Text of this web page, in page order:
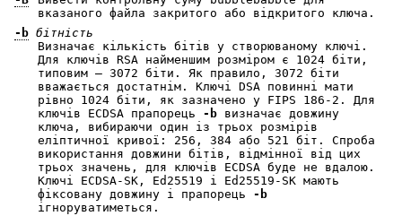
вказаного файла закритого або відкритого ключа.
-b бітність
Визначає кількість бітів у створюваному ключі.
Для ключів RSA найменшим розміром є 1024 біти,
типовим — 3072 біти. Як правило, 3072 біти
вважається достатнім. Ключі DSA повинні мати
рівно 1024 біти, як зазначено у FIPS 186-2. Для
ключів ECDSA прапорець -b
ключа, вибираючи один із трьох розмірів
еліптичної кривої: 256, 384 або 521 біт. Спроба
використання довжини бітів, відмінної від цих
трьох значень, для ключів ECDSA буде не вдалою.
Ключі ECDSA-SK, Ed25519 і Ed25519-SK мають
фіксовану довжину і прапорець -b
ігноруватиметься.